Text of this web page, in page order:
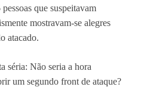
que suspeitavam
mostravam-se alegres
atacado.
séria: Não seria a hora
um segundo front de ataque?